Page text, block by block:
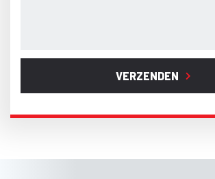
VERZENDEN